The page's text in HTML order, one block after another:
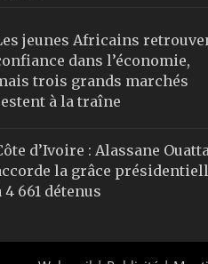
jeunes Africains
dans l’économie,
trois grands marchés
à la traîne
d’Ivoire : Alassane
la grâce
4 661 détenus